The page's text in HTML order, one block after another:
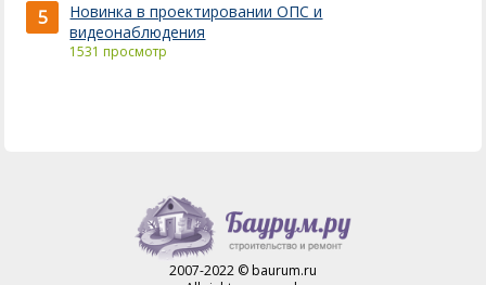
5
Новинка в проектировании ОПС и
видеонаблюдения
1531 просмотр
2007-2022 © baurum.ru